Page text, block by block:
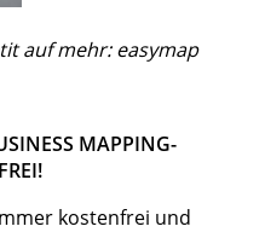
auf mehr: easymap
MAPPING-
kostenfrei und